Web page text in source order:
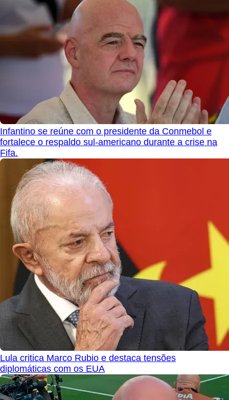
Infantino se reúne com o presidente da Conmebol e
fortalece o respaldo sul-americano durante a crise na
Fifa.
Lula critica Marco Rubio e destaca tensões
diplomáticas com os EUA